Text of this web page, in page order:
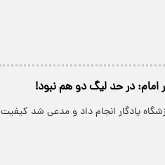
امام: در حد لیگ دو هم نبود!
یادگار انجام داد و مدعی شد کیفیت